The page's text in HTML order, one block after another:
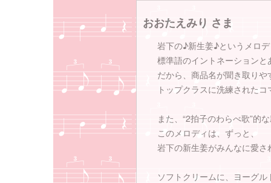
おおたえみり さま
岩下の♪新生姜♪というメロ
標準語のイントネーション
だから、商品名が聞き取り
トップクラスに洗練された
また、“2拍子のわらべ歌”的
このメロディは、ずっと、
岩下の新生姜がみんなに愛
ソフトクリームに、ヨーグ